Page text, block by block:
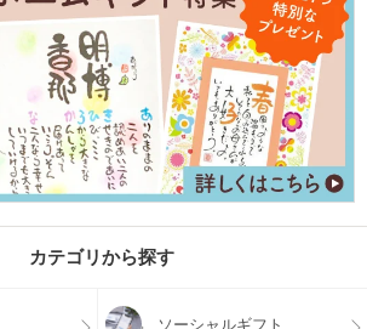
カテゴリから探す
ソーシャルギフト